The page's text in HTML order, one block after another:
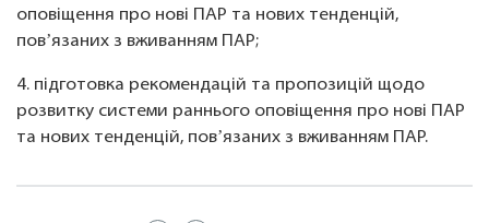
оповіщення про нові ПАР та нових тенденцій,
повʼязаних з вживанням ПАР;
4. підготовка рекомендацій та пропозицій щодо
розвитку системи раннього оповіщення про нові ПАР
та нових тенденцій, повʼязаних з вживанням ПАР.